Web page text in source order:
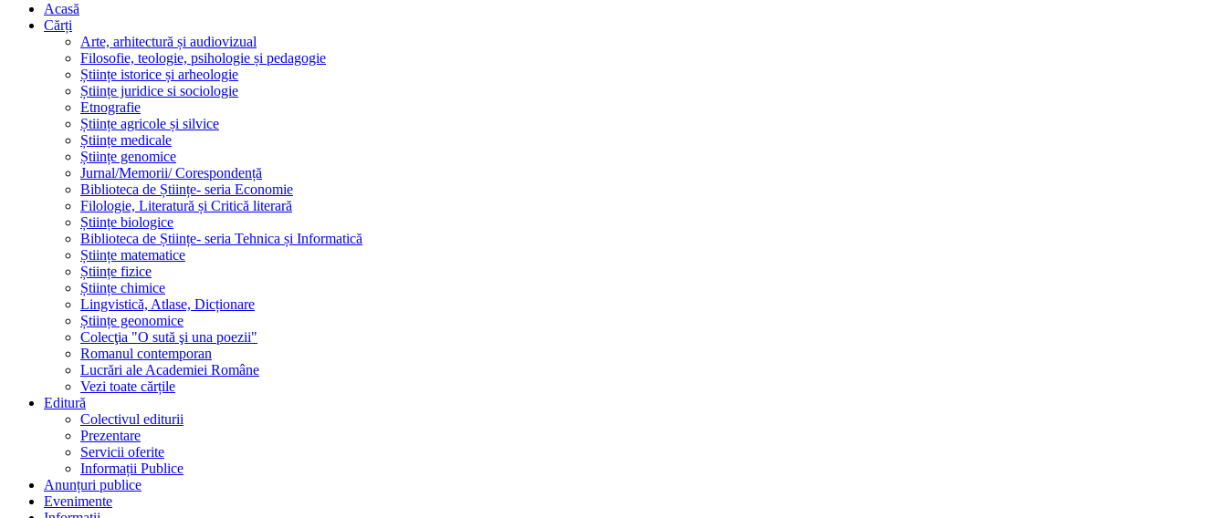
Acasă
Cărți
Arte, arhitectură și audiovizual
Filosofie, teologie, psihologie și pedagogie
Științe istorice și arheologie
Științe juridice si sociologie
Etnografie
Științe agricole și silvice
Științe medicale
Științe genomice
Jurnal/Memorii/ Corespondență
Biblioteca de Științe- seria Economie
Filologie, Literatură și Critică literară
Științe biologice
Biblioteca de Științe- seria Tehnica și Informatică
Științe matematice
Științe fizice
Științe chimice
Lingvistică, Atlase, Dicționare
Științe geonomice
Colecţia "O sută şi una poezii"
Romanul contemporan
Lucrări ale Academiei Române
Vezi toate cărțile
Editură
Colectivul editurii
Prezentare
Servicii oferite
Informații Publice
Anunțuri publice
Evenimente